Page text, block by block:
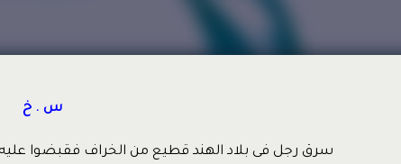
س . خ
سرق رجل فى بلاد الهند قطيع من الخراف فقبضوا